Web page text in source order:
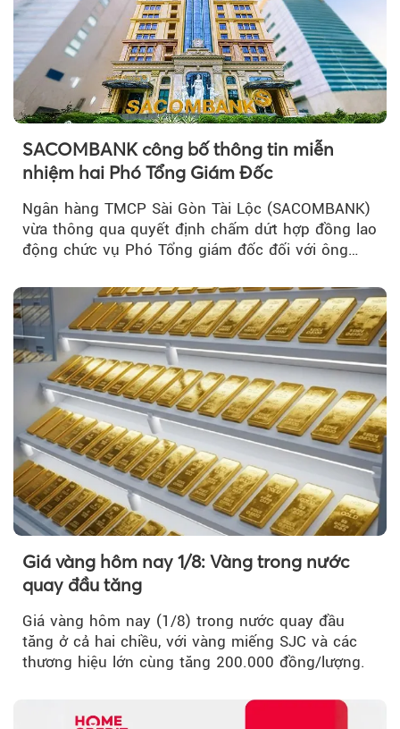
SACOMBANK công bố thông tin miễn
nhiệm hai Phó Tổng Giám Đốc
Ngân hàng TMCP Sài Gòn Tài Lộc (SACOMBANK)
vừa thông qua quyết định chấm dứt hợp đồng lao
động chức vụ Phó Tổng giám đốc đối với ông
Giá vàng hôm nay 1/8: Vàng trong nước
quay đầu tăng
Giá vàng hôm nay (1/8) trong nước quay đầu
tăng ở cả hai chiều, với vàng miếng SJC và các
thương hiệu lớn cùng tăng 200.000 đồng/lượng.